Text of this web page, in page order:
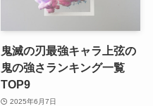
鬼滅の刃最強キャラ上弦の
鬼の強さランキング一覧
TOP9
2025年6月7日